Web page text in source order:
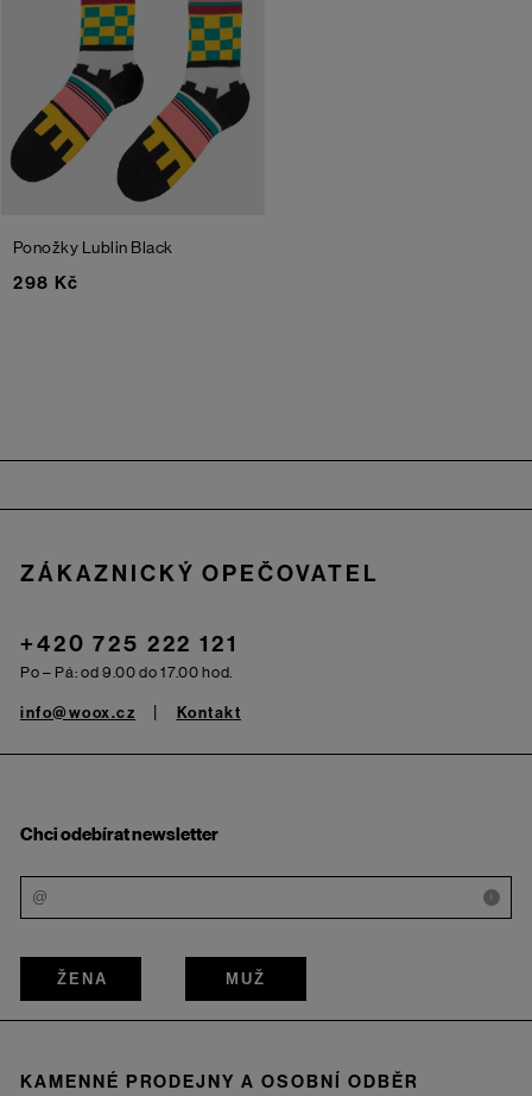
Ponožky Lublin Black
298 Kč
ZÁKAZNICKÝ OPEČOVATEL
+420 725 222 121
Po – Pá: od 9.00 do 17.00 hod.
info@woox.cz Kontakt
Chci odebírat newsletter
i
ŽENA MUŽ
KAMENNÉ PRODEJNY A OSOBNÍ ODBĚR